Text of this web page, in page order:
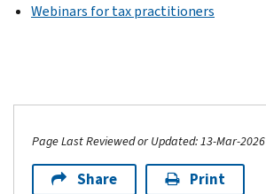
Webinars for tax practitioners
Page Last Reviewed or Updated: 13-Mar-2026
Share Print